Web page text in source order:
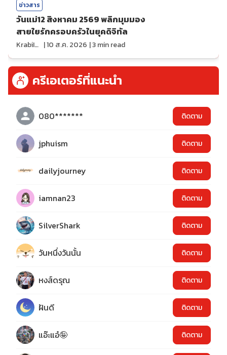
ข่าวสาร
วันแม่12 สิงหาคม 2569 พลิกมุมมอง
สายใยรักครอบครัวในยุคดิจิทัล
KrabiInsight |10 ส.ค. 2026 |3min read
ครีเอเตอร์ที่แนะนำ
080******* ติดตาม
jphuism ติดตาม
dailyjourney ติดตาม
iamnan23 ติดตาม
SilverShark ติดตาม
วันหนึ่งวันนั้น ติดตาม
หงส์ดรุณ ติดตาม
ฝันดี ติดตาม
แอ๊ะแอ๋🤪 ติดตาม